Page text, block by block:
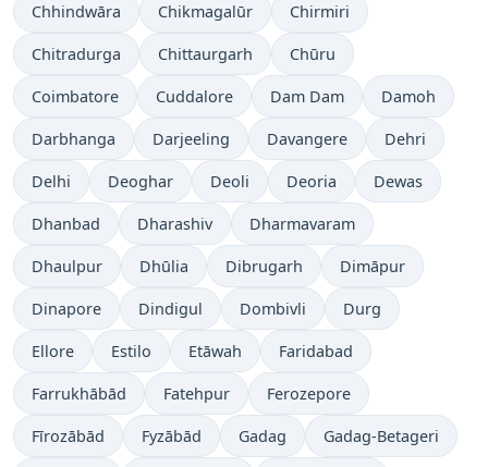
Chhindwāra Chikmagalūr Chirmiri
Chitradurga Chittaurgarh Chūru
Coimbatore Cuddalore Dam Dam Damoh
Darbhanga Darjeeling Davangere Dehri
Delhi Deoghar Deoli Deoria Dewas
Dhanbad Dharashiv Dharmavaram
Dhaulpur Dhūlia Dibrugarh Dimāpur
Dinapore Dindigul Dombivli Durg
Ellore Estilo Etāwah Faridabad
Farrukhābād Fatehpur Ferozepore
Fīrozābād Fyzābād Gadag Gadag-Betageri